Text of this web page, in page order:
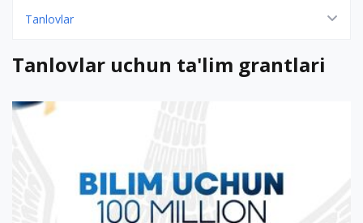
Tanlovlar
Tanlovlar uchun ta'lim grantlari